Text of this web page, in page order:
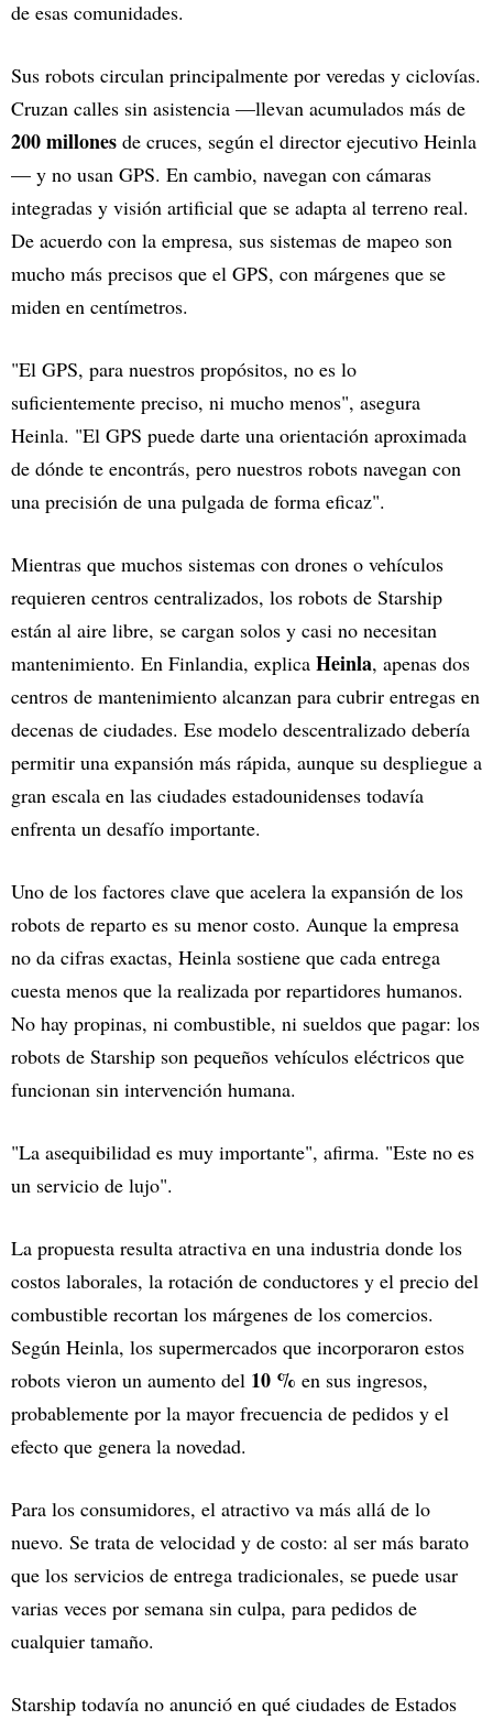
de esas comunidades.
Sus robots circulan principalmente por veredas y ciclovías.
Cruzan calles sin asistencia —llevan acumulados más de
200 millones de cruces, según el director ejecutivo Heinla
— y no usan GPS. En cambio, navegan con cámaras
integradas y visión artificial que se adapta al terreno real.
De acuerdo con la empresa, sus sistemas de mapeo son
mucho más precisos que el GPS, con márgenes que se
miden en centímetros.
"El GPS, para nuestros propósitos, no es lo
suficientemente preciso, ni mucho menos", asegura
Heinla. "El GPS puede darte una orientación aproximada
de dónde te encontrás, pero nuestros robots navegan con
una precisión de una pulgada de forma eficaz".
Mientras que muchos sistemas con drones o vehículos
requieren centros centralizados, los robots de Starship
están al aire libre, se cargan solos y casi no necesitan
mantenimiento. En Finlandia, explica Heinla, apenas dos
centros de mantenimiento alcanzan para cubrir entregas en
decenas de ciudades. Ese modelo descentralizado debería
permitir una expansión más rápida, aunque su despliegue a
gran escala en las ciudades estadounidenses todavía
enfrenta un desafío importante.
Uno de los factores clave que acelera la expansión de los
robots de reparto es su menor costo. Aunque la empresa
no da cifras exactas, Heinla sostiene que cada entrega
cuesta menos que la realizada por repartidores humanos.
No hay propinas, ni combustible, ni sueldos que pagar: los
robots de Starship son pequeños vehículos eléctricos que
funcionan sin intervención humana.
"La asequibilidad es muy importante", afirma. "Este no es
un servicio de lujo".
La propuesta resulta atractiva en una industria donde los
costos laborales, la rotación de conductores y el precio del
combustible recortan los márgenes de los comercios.
Según Heinla, los supermercados que incorporaron estos
robots vieron un aumento del 10 % en sus ingresos,
probablemente por la mayor frecuencia de pedidos y el
efecto que genera la novedad.
Para los consumidores, el atractivo va más allá de lo
nuevo. Se trata de velocidad y de costo: al ser más barato
que los servicios de entrega tradicionales, se puede usar
varias veces por semana sin culpa, para pedidos de
cualquier tamaño.
Starship todavía no anunció en qué ciudades de Estados